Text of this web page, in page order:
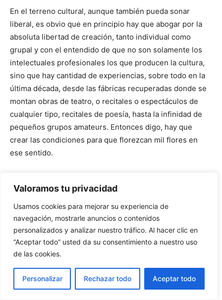
Valoramos tu privacidad
Usamos cookies para mejorar su experiencia de
navegación, mostrarle anuncios o contenidos
personalizados y analizar nuestro tráfico. Al hacer clic en
“Aceptar todo” usted da su consentimiento a nuestro uso
de las cookies.
Personalizar Rechazar todo Aceptar todo
En el terreno cultural, aunque también pueda sonar
liberal, es obvio que en principio hay que abogar por la
absoluta libertad de creación, tanto individual como
grupal y con el entendido de que no son solamente los
intelectuales profesionales los que producen la cultura,
sino que hay cantidad de experiencias, sobre todo en la
última década, desde las fábricas recuperadas donde se
montan obras de teatro, o recitales o espectáculos de
cualquier tipo, recitales de poesía, hasta la infinidad de
pequeños grupos amateurs. Entonces digo, hay que
crear las condiciones para que florezcan mil flores en
ese sentido.
dirían Trotsky y Breton.
EG: Exactamente. Ese debate Trotsky/Breton, es increíble
pero ha marcado de manera condensada toda la
discusión, toda la polémica del siglo XX a propósito del
dirigismo en el arte, en ese momento en el contexto del
desastre stalinista de un arte completamente
condicionado por los mandatos de la burocracia que se